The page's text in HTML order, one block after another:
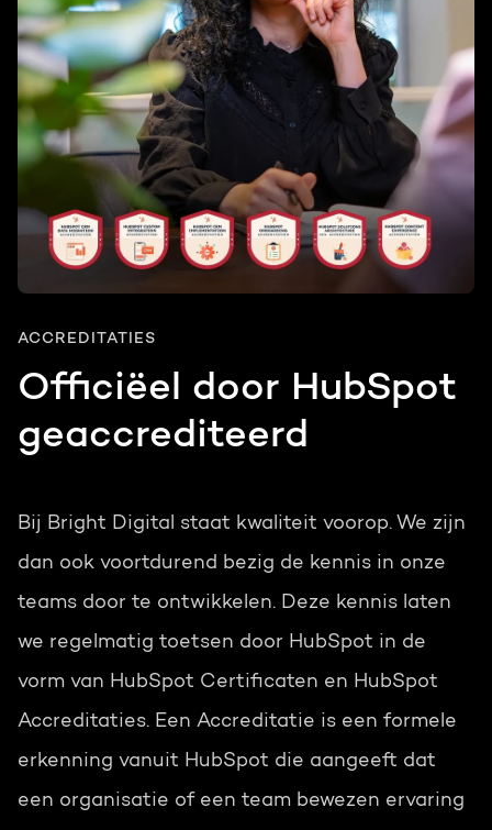
ACCREDITATIES
Officiëel door HubSpot
geaccrediteerd
Bij Bright Digital staat kwaliteit voorop. We zijn
dan ook voortdurend bezig de kennis in onze
teams door te ontwikkelen. Deze kennis laten
we regelmatig toetsen door HubSpot in de
vorm van HubSpot Certificaten en HubSpot
Accreditaties. Een Accreditatie is een formele
erkenning vanuit HubSpot die aangeeft dat
een organisatie of een team bewezen ervaring